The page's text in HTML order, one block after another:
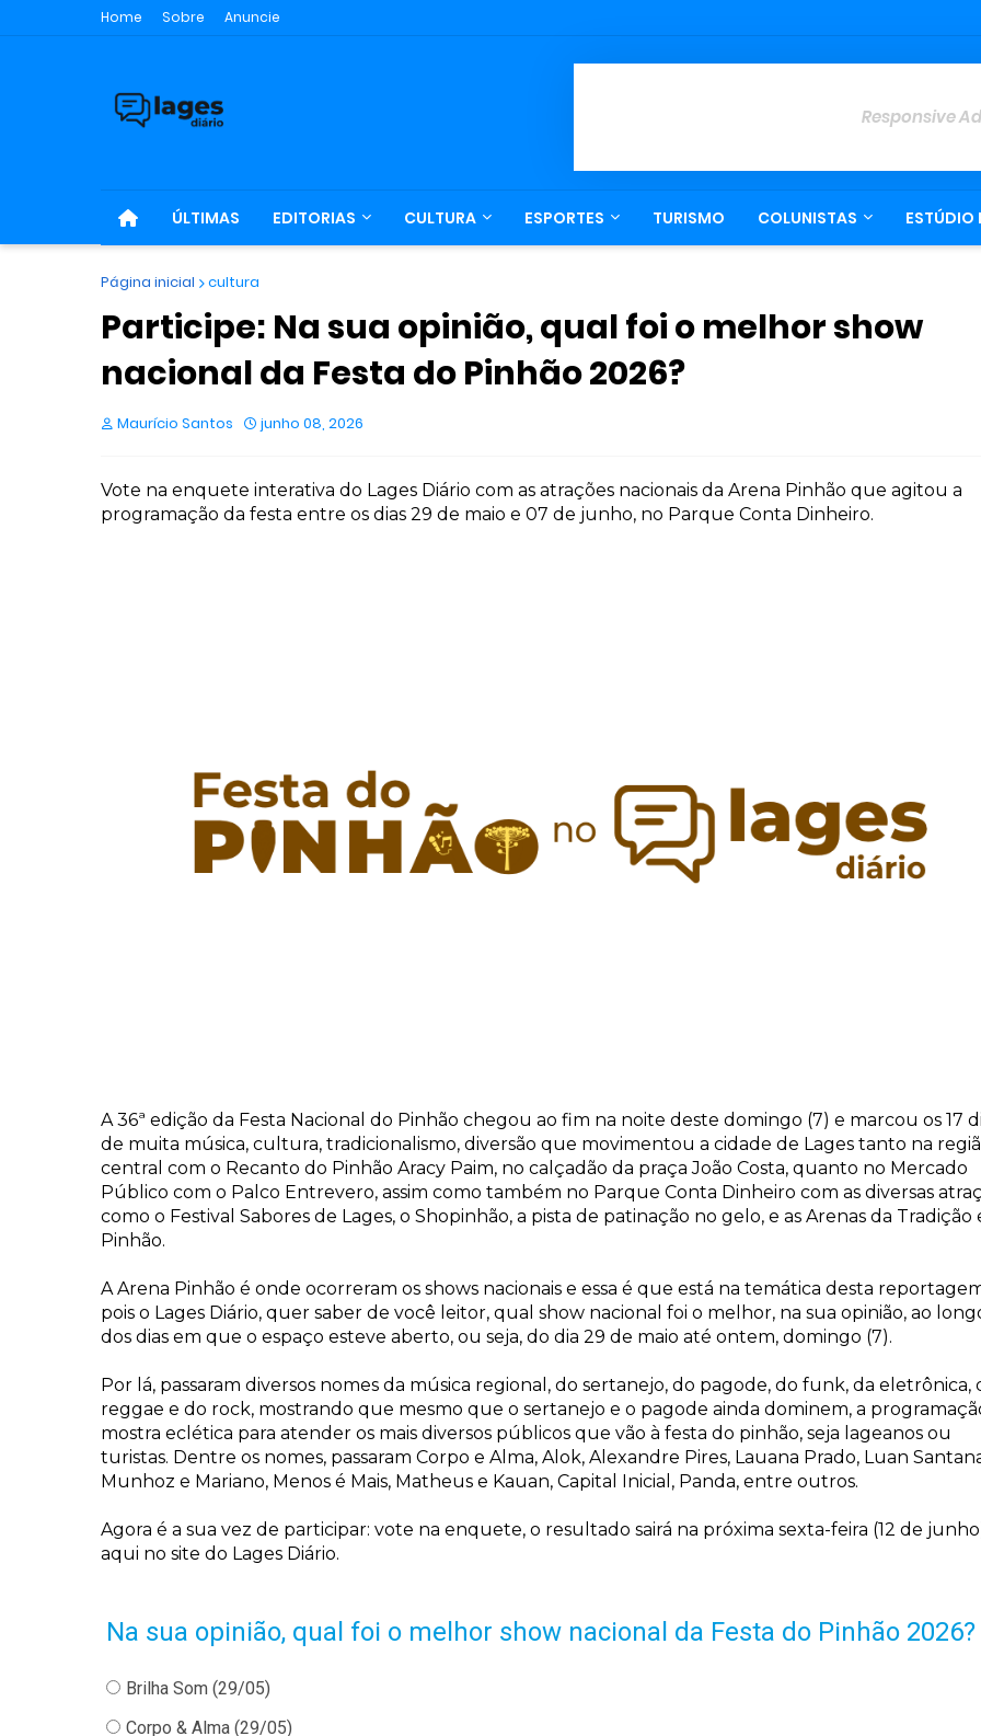
Home Sobre Anuncie
Responsive
ÚLTIMAS EDITORIAS CULTURA ESPORTES TURISMO COLUNISTAS ESTÚDIO
Página inicial cultura
Participe: Na sua opinião, qual foi o melhor show
nacional da Festa do Pinhão 2026?
Maurício Santos junho 08, 2026
Vote na enquete interativa do Lages Diário com as atrações nacionais da Arena Pinhão que agitou a
programação da festa entre os dias 29 de maio e 07 de junho, no Parque Conta Dinheiro.
A 36ª edição da Festa Nacional do Pinhão chegou ao fim na noite deste domingo (7) e marcou os 17
de muita música, cultura, tradicionalismo, diversão que movimentou a cidade de Lages tanto na
central com o Recanto do Pinhão Aracy Paim, no calçadão da praça João Costa, quanto no Mercado
Público com o Palco Entrevero, assim como também no Parque Conta Dinheiro com as diversas
como o Festival Sabores de Lages, o Shopinhão, a pista de patinação no gelo, e as Arenas da Tradição
Pinhão.
A Arena Pinhão é onde ocorreram os shows nacionais e essa é que está na temática desta
pois o Lages Diário, quer saber de você leitor, qual show nacional foi o melhor, na sua opinião, ao
dos dias em que o espaço esteve aberto, ou seja, do dia 29 de maio até ontem, domingo (7).
Por lá, passaram diversos nomes da música regional, do sertanejo, do pagode, do funk, da eletrônica,
reggae e do rock, mostrando que mesmo que o sertanejo e o pagode ainda dominem, a
mostra eclética para atender os mais diversos públicos que vão à festa do pinhão, seja lageanos ou
turistas. Dentre os nomes, passaram Corpo e Alma, Alok, Alexandre Pires, Lauana Prado, Luan
Munhoz e Mariano, Menos é Mais, Matheus e Kauan, Capital Inicial, Panda, entre outros.
Agora é a sua vez de participar: vote na enquete, o resultado sairá na próxima sexta-feira (12 de
aqui no site do Lages Diário.